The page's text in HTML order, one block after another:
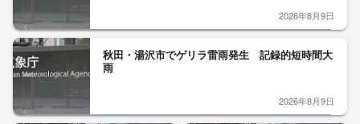
2026年8月9日
秋田・湯沢市でゲリラ雷雨発生 記録的短時間大
雨
2026年8月9日